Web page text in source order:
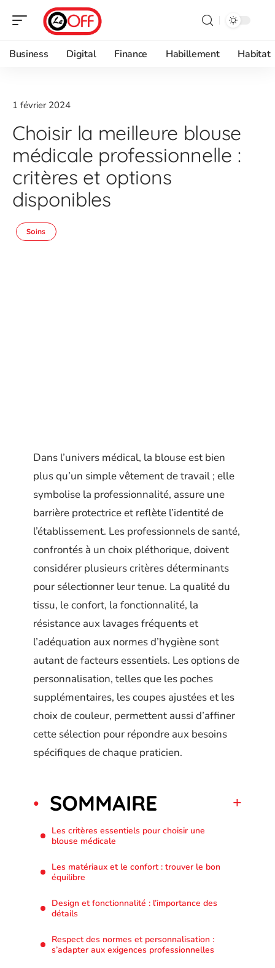
Business Digital Finance Habillement Habitat
1 février 2024
Choisir la meilleure blouse
médicale professionnelle :
critères et options
disponibles
Soins
Dans l’univers médical, la blouse est bien
plus qu’un simple vêtement de travail ; elle
symbolise la professionnalité, assure une
barrière protectrice et reflète l’identité de
l’établissement. Les professionnels de santé,
confrontés à un choix pléthorique, doivent
considérer plusieurs critères déterminants
pour sélectionner leur tenue. La qualité du
tissu, le confort, la fonctionnalité, la
résistance aux lavages fréquents et
l’adéquation aux normes d’hygiène sont
autant de facteurs essentiels. Les options de
personnalisation, telles que les poches
supplémentaires, les coupes ajustées et les
choix de couleur, permettent aussi d’affiner
cette sélection pour répondre aux besoins
spécifiques de chaque praticien.
SOMMAIRE
Les critères essentiels pour choisir une
blouse médicale
Les matériaux et le confort : trouver le bon
équilibre
Design et fonctionnalité : l’importance des
détails
Respect des normes et personnalisation :
s’adapter aux exigences professionnelles